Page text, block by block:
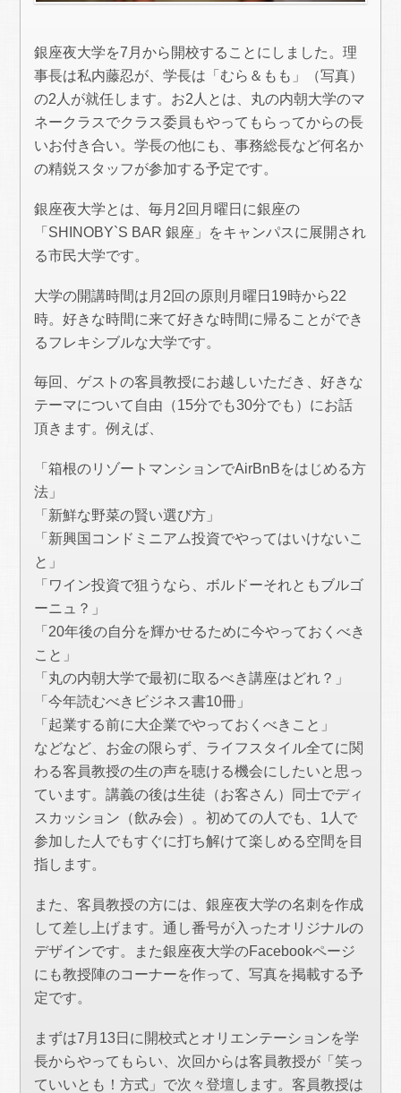
銀座夜大学を7月から開校することにしました。理
事長は私内藤忍が、学長は「むら＆もも」（写真）
の2人が就任します。お2人とは、丸の内朝大学のマ
ネークラスでクラス委員もやってもらってからの長
いお付き合い。学長の他にも、事務総長など何名か
の精鋭スタッフが参加する予定です。
銀座夜大学とは、毎月2回月曜日に銀座の
「SHINOBY`S BAR 銀座」をキャンパスに展開され
る市民大学です。
大学の開講時間は月2回の原則月曜日19時から22
時。好きな時間に来て好きな時間に帰ることができ
るフレキシブルな大学です。
毎回、ゲストの客員教授にお越しいただき、好きな
テーマについて自由（15分でも30分でも）にお話
頂きます。例えば、
「箱根のリゾートマンションでAirBnBをはじめる方
法」
「新鮮な野菜の賢い選び方」
「新興国コンドミニアム投資でやってはいけないこ
と」
「ワイン投資で狙うなら、ボルドーそれともブルゴ
ーニュ？」
「20年後の自分を輝かせるために今やっておくべき
こと」
「丸の内朝大学で最初に取るべき講座はどれ？」
「今年読むべきビジネス書10冊」
「起業する前に大企業でやっておくべきこと」
などなど、お金の限らず、ライフスタイル全てに関
わる客員教授の生の声を聴ける機会にしたいと思っ
ています。講義の後は生徒（お客さん）同士でディ
スカッション（飲み会）。初めての人でも、1人で
参加した人でもすぐに打ち解けて楽しめる空間を目
指します。
また、客員教授の方には、銀座夜大学の名刺を作成
して差し上げます。通し番号が入ったオリジナルの
デザインです。また銀座夜大学のFacebookページ
にも教授陣のコーナーを作って、写真を掲載する予
定です。
まずは7月13日に開校式とオリエンテーションを学
長からやってもらい、次回からは客員教授が「笑っ
ていいとも！方式」で次々登壇します。客員教授は